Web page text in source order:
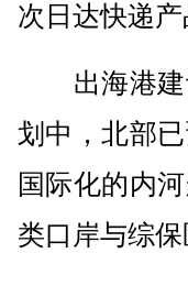
次日达快递产
出海港建
划中，北部
国际化的内
类口岸与综保